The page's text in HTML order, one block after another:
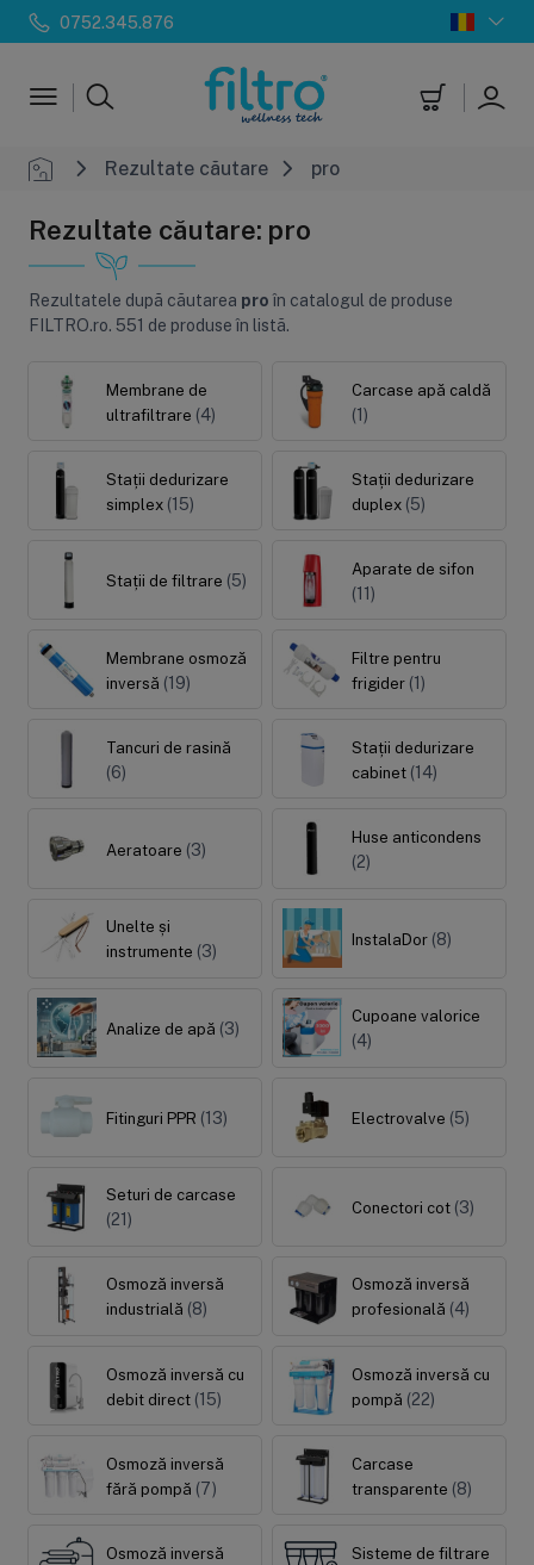
0752.345.876
Ultrafiltrare
Filtre cu purjare
Filtre pentru duș
Sterilizatoare UV
(18)
Sisteme economice
(9)
Carcase
Carcase
Seturi de
(21)
Rezultate căutare pro
Rezultate căutare: pro
Rezultatele după căutarea proîn catalogul de produse
FILTRO.ro. 551 de produse în listă.
Membrane de
ultrafiltrare (4)
Carcase apă caldă
(1)
Stații dedurizare
simplex (15)
Stații dedurizare
duplex (5)
Stații de filtrare (5)
Aparate de sifon
(11)
Membrane osmoză
inversă (19)
Filtre pentru
frigider (1)
Tancuri de rasină
(6)
Stații dedurizare
cabinet (14)
Aeratoare (3)
Huse anticondens
(2)
Unelte și
instrumente (3)
InstalaDor (8)
Analize de apă (3)
Cupoane valorice
(4)
Fitinguri PPR (13) Electrovalve (5)
Seturi de carcase
(21)
Conectori cot (3)
Osmoză inversă
industrială (8)
Osmoză inversă
profesională (4)
Osmoză inversă cu
debit direct (15)
Osmoză inversă cu
pompă (22)
Osmoză inversă
fără pompă (7)
Carcase
transparente (8)
Osmoză inversă Sisteme de filtrare